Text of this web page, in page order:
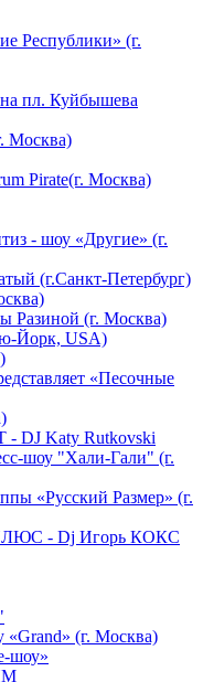
Республики» (г.
пл. Куйбышева
Москва)
Pirate(г. Москва)
- шоу «Другие» (г.
(г.Санкт-Петербург)
Разиной (г. Москва)
Йорк, USA)
«Песочные
DJ Katy Rutkovski
шоу "Хали-Гали" (г.
«Русский Размер» (г.
- Dj Игорь КОКС
«Grand» (г. Москва)
шоу»